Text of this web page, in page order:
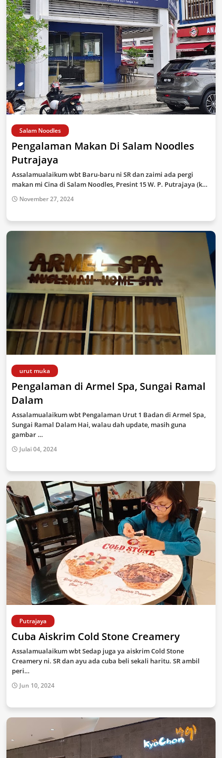
Salam Noodles
Pengalaman Makan Di Salam Noodles
Putrajaya
Assalamualaikum wbt Baru-baru ni SR dan zaimi ada pergi
makan mi Cina di Salam Noodles, Presint 15 W. P. Putrajaya (k…
November 27, 2024
urut muka
Pengalaman di Armel Spa, Sungai Ramal
Dalam
Assalamualaikum wbt Pengalaman Urut 1 Badan di Armel Spa,
Sungai Ramal Dalam Hai, walau dah update, masih guna
gambar …
Julai 04, 2024
Putrajaya
Cuba Aiskrim Cold Stone Creamery
Assalamualaikum wbt Sedap juga ya aiskrim Cold Stone
Creamery ni. SR dan ayu ada cuba beli sekali haritu. SR ambil
peri…
Jun 10, 2024